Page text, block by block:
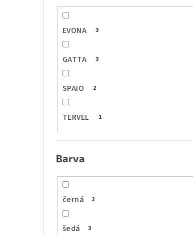
EVONA 3
GATTA 3
SPAIO 2
TERVEL 1
Barva
černá 2
šedá 3